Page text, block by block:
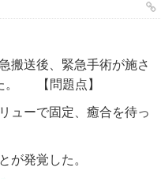
搬送後、緊急手術が施さ
。 【問題点】
ューで固定、癒合を待っ
が発覚した。